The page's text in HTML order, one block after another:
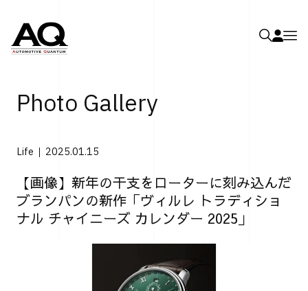
Photo Gallery
Life 2025.01.15
【画像】新年の干支をローターに刻み込んだ
ブランパンの新作「ヴィルレ トラディショ
ナル チャイニーズ カレンダー 2025」